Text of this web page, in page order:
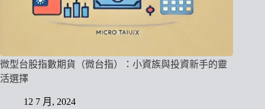
微型台股指數期貨（微台指）：小資族與投資新手的靈
活選擇
12 7 月, 2024